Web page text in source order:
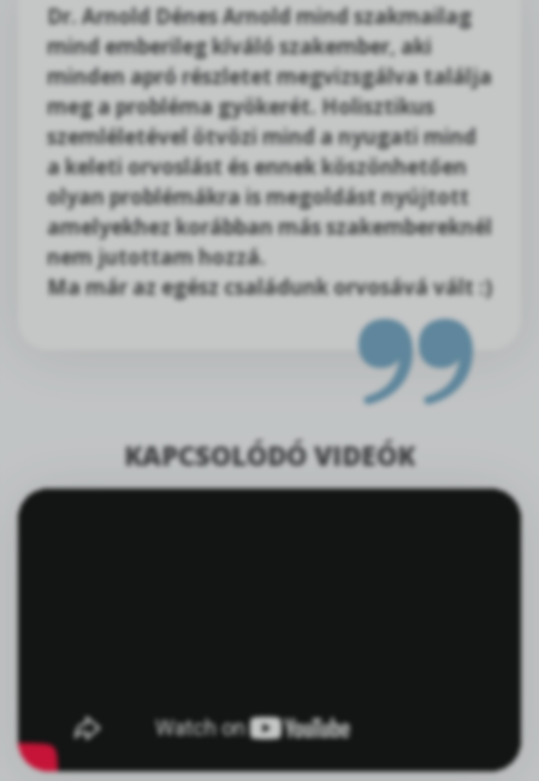
Dr. Arnold Dénes Arnold mind szakmailag
mind emberileg kíváló szakember, aki
minden apró részletet megvizsgálva találja
meg a probléma gyökerét. Holisztikus
szemléletével ötvözi mind a nyugati mind
a keleti orvoslást és ennek köszönhetően
olyan problémákra is megoldást nyújtott
amelyekhez korábban más szakembereknél
nem jutottam hozzá.
Ma már az egész családunk orvosává vált :)
KAPCSOLÓDÓ VIDEÓK